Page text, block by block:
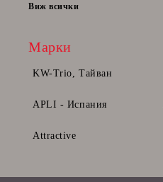
Виж всички
Марки
KW-Trio, Тайван
APLI - Испания
Attractive